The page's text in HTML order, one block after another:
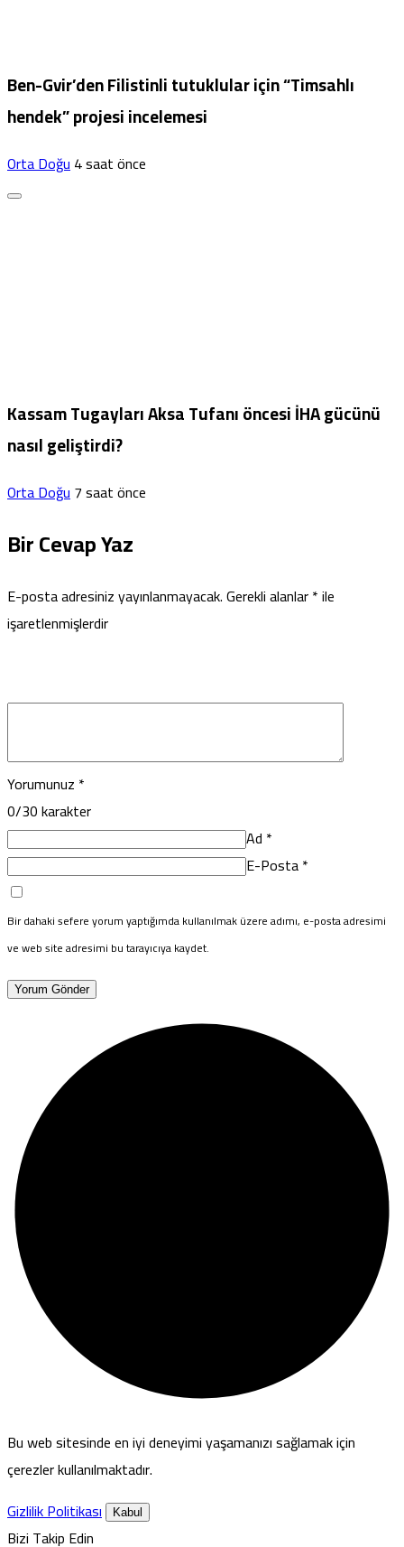
Ben-Gvir’den Filistinli tutuklular için “Timsahlı
hendek” projesi incelemesi
Orta Doğu4 saat önce
Kassam Tugayları Aksa Tufanı öncesi İHA gücünü
nasıl geliştirdi?
Orta Doğu7 saat önce
Bir Cevap Yaz
E-posta adresiniz yayınlanmayacak.Gerekli alanlar*ile
işaretlenmişlerdir
Yorumunuz *
0/30 karakter
Ad *
E-Posta*
Bir dahaki sefere yorum yaptığımda kullanılmak üzere adımı, e-posta adresimi
ve web site adresimi bu tarayıcıya kaydet.
Yorum Gönder
Bu web sitesinde en iyi deneyimi yaşamanızı sağlamak için
çerezler kullanılmaktadır.
Gizlilik Politikası
Kabul
Bizi Takip Edin